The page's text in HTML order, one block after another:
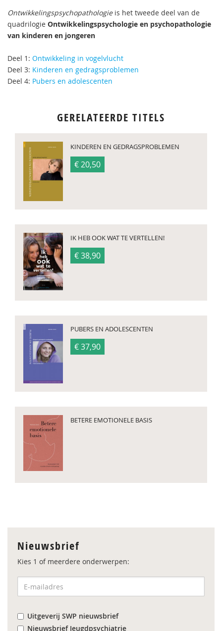
Ontwikkelingspsychopathologieis het tweede deel van de
quadrilogie Ontwikkelingspsychologie en psychopathologie
van kinderen en jongeren
Deel 1: Ontwikkeling in vogelvlucht
Deel 3: Kinderen en gedragsproblemen
Deel 4: Pubers en adolescenten
GERELATEERDE TITELS
KINDEREN EN GEDRAGSPROBLEMEN
€ 20,50
IK HEB OOK WAT TE VERTELLEN!
€ 38,90
PUBERS EN ADOLESCENTEN
€ 37,90
BETERE EMOTIONELE BASIS
Nieuwsbrief
Kies 1 of meerdere onderwerpen:
Uitgeverij SWP nieuwsbrief
Nieuwsbrief Jeugdpsychiatrie